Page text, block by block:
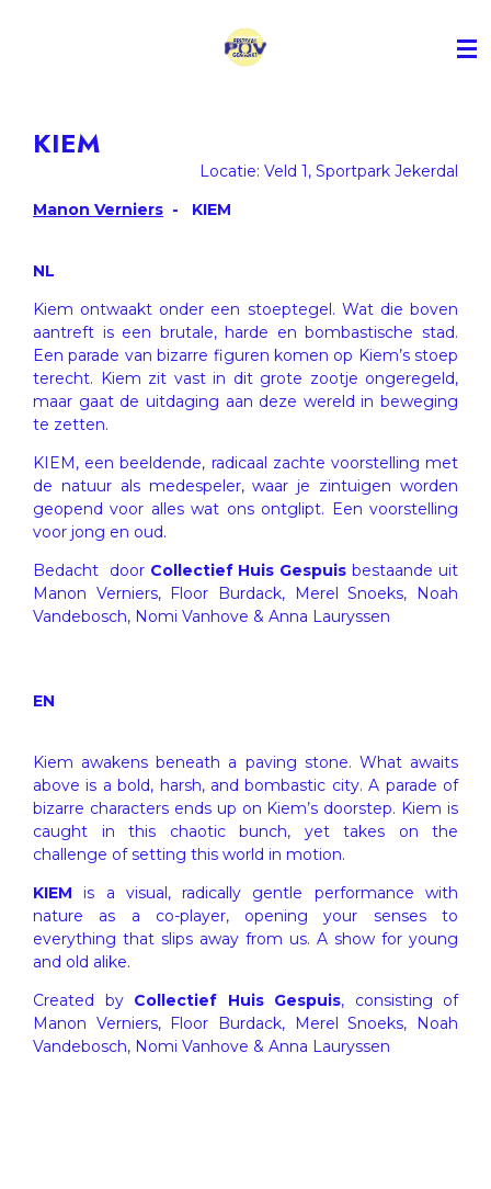
KIEM
Locatie: Veld 1, Sportpark Jekerdal
Manon Verniers - KIEM
NL
Kiem ontwaakt onder een stoeptegel. Wat die boven
aantreft is een brutale, harde en bombastische stad.
Een parade van bizarre figuren komen op Kiem’s stoep
terecht. Kiem zit vast in dit grote zootje ongeregeld,
maar gaat de uitdaging aan deze wereld in beweging
te zetten.
KIEM, een beeldende, radicaal zachte voorstelling met
de natuur als medespeler, waar je zintuigen worden
geopend voor alles wat ons ontglipt. Een voorstelling
voor jong en oud.
Bedacht door Collectief Huis Gespuis bestaande uit
Manon Verniers, Floor Burdack, Merel Snoeks, Noah
Vandebosch, Nomi Vanhove & Anna Lauryssen
EN
Kiem awakens beneath a paving stone. What awaits
above is a bold, harsh, and bombastic city. A parade of
bizarre characters ends up on Kiem’s doorstep. Kiem is
caught in this chaotic bunch, yet takes on the
challenge of setting this world in motion.
KIEM is a visual, radically gentle performance with
nature as a co-player, opening your senses to
everything that slips away from us. A show for young
and old alike.
Created by Collectief Huis Gespuis, consisting of
Manon Verniers, Floor Burdack, Merel Snoeks, Noah
Vandebosch, Nomi Vanhove & Anna Lauryssen